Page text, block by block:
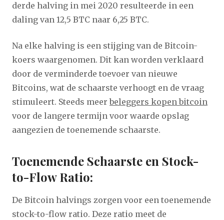
derde halving in mei 2020 resulteerde in een
daling van 12,5 BTC naar 6,25 BTC.
Na elke halving is een stijging van de Bitcoin-
koers waargenomen. Dit kan worden verklaard
door de verminderde toevoer van nieuwe
Bitcoins, wat de schaarste verhoogt en de vraag
stimuleert. Steeds meerbeleggers kopen bitcoin
voor de langere termijn voor waarde opslag
aangezien de toenemende schaarste.
Toenemende Schaarste en Stock-
to-Flow Ratio:
De Bitcoin halvings zorgen voor een toenemende
stock-to-flow ratio. Deze ratio meet de